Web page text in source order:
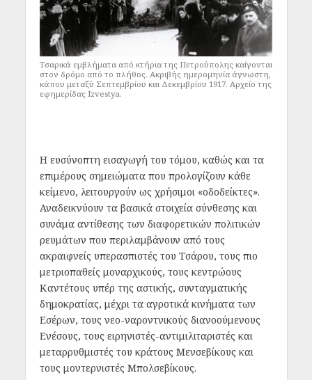
Τσαρικά εμβλήματα από κτήρια της Πετρούπολης καίγονται
στον δρόμο από το πλήθος. Ακριβής ημερομηνία άγνωστη,
κάπου μεταξύ Σεπτεμβρίου και Δεκεμβρίου 1917. Αρχείο της
εφημερίδας Izvestya.
Η ευσύνοπτη εισαγωγή του τόμου, καθώς και τα
επιμέρους σημειώματα που προλογίζουν κάθε
κείμενο, λειτουργούν ως χρήσιμοι «οδοδείκτες».
Αναδεικνύουν τα βασικά στοιχεία σύνθεσης και
συνάμα αντίθεσης των διαφορετικών πολιτικών
ρευμάτων που περιλαμβάνουν από τους
ακραιφνείς υπερασπιστές του Τσάρου, τους πιο
μετριοπαθείς μοναρχικούς, τους κεντρώους
Καντέτους υπέρ της αστικής, συνταγματικής
δημοκρατίας, μέχρι τα αγροτικά κινήματα των
Εσέρων, τους νεο-ναροντνικούς διανοούμενους
Ενέσους, τους ειρηνιστές-αντιμιλιταριστές και
μεταρρυθμιστές του κράτους Μενσεβίκους και
τους μοντερνιστές Μπολσεβίκους.